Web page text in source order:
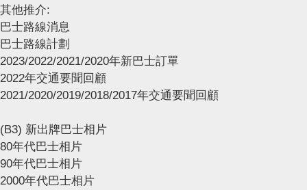
其他推介:
巴士路線消息
巴士路線計劃
2023/2022/2021/2020年新巴士訂單
2022年交通要聞回顧
2021/2020/2019/2018/2017年交通要聞回顧
(B3) 新出牌巴士相片
80年代巴士相片
90年代巴士相片
2000年代巴士相片